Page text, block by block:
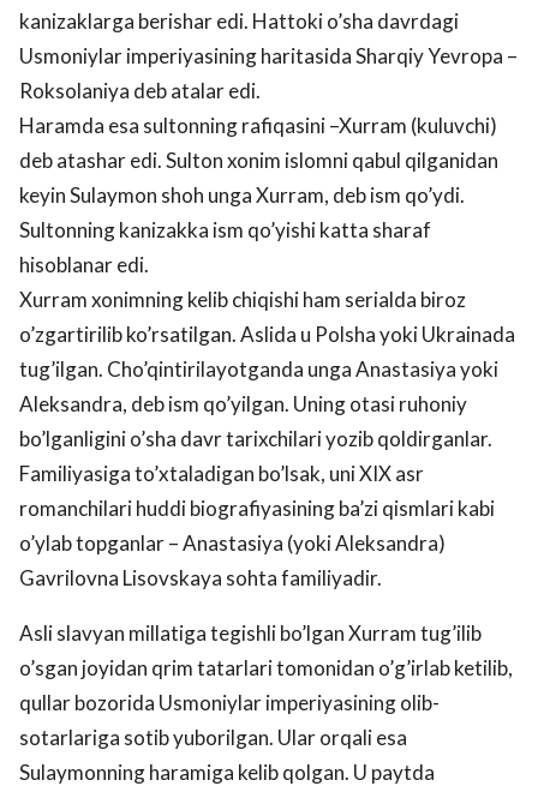
kanizaklarga berishar edi. Hattoki o’sha davrdagi
Usmoniylar imperiyasining haritasida Sharqiy Yevropa –
Roksolaniya deb atalar edi.
Haramda esa sultonning rafiqasini –Xurram (kuluvchi)
deb atashar edi. Sulton xonim islomni qabul qilganidan
keyin Sulaymon shoh unga Xurram, deb ism qo’ydi.
Sultonning kanizakka ism qo’yishi katta sharaf
hisoblanar edi.
Xurram xonimning kelib chiqishi ham serialda biroz
o’zgartirilib ko’rsatilgan. Aslida u Polsha yoki Ukrainada
tug’ilgan. Cho’qintirilayotganda unga Anastasiya yoki
Aleksandra, deb ism qo’yilgan. Uning otasi ruhoniy
bo’lganligini o’sha davr tarixchilari yozib qoldirganlar.
Familiyasiga to’xtaladigan bo’lsak, uni XIX asr
romanchilari huddi biografiyasining ba’zi qismlari kabi
o’ylab topganlar – Anastasiya (yoki Aleksandra)
Gavrilovna Lisovskaya sohta familiyadir.
Asli slavyan millatiga tegishli bo’lgan Xurram tug’ilib
o’sgan joyidan qrim tatarlari tomonidan o’g’irlab ketilib,
qullar bozorida Usmoniylar imperiyasining olib-
sotarlariga sotib yuborilgan. Ular orqali esa
Sulaymonning haramiga kelib qolgan. U paytda